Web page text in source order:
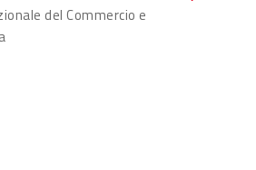
del Commercio e